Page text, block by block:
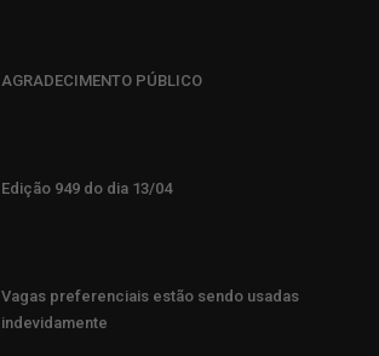
AGRADECIMENTO PÚBLICO
Edição 949 do dia 13/04
Vagas preferenciais estão sendo usadas
indevidamente